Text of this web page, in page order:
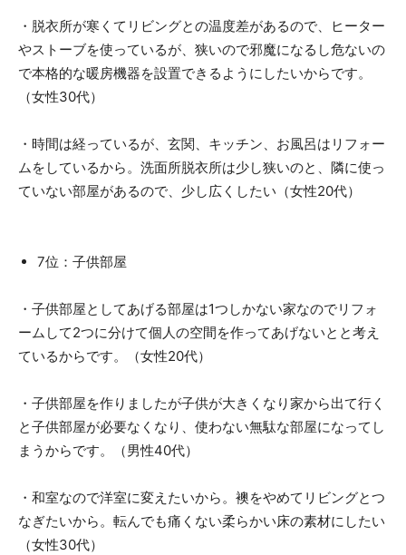
・脱衣所が寒くてリビングとの温度差があるので、ヒーター
やストーブを使っているが、狭いので邪魔になるし危ないの
で本格的な暖房機器を設置できるようにしたいからです。
（女性30代）
・時間は経っているが、玄関、キッチン、お風呂はリフォー
ムをしているから。洗面所脱衣所は少し狭いのと、隣に使っ
ていない部屋があるので、少し広くしたい（女性20代）
7位：子供部屋
・子供部屋としてあげる部屋は1つしかない家なのでリフォ
ームして2つに分けて個人の空間を作ってあげないとと考え
ているからです。（女性20代）
・子供部屋を作りましたが子供が大きくなり家から出て行く
と子供部屋が必要なくなり、使わない無駄な部屋になってし
まうからです。（男性40代）
・和室なので洋室に変えたいから。襖をやめてリビングとつ
なぎたいから。転んでも痛くない柔らかい床の素材にしたい
（女性30代）